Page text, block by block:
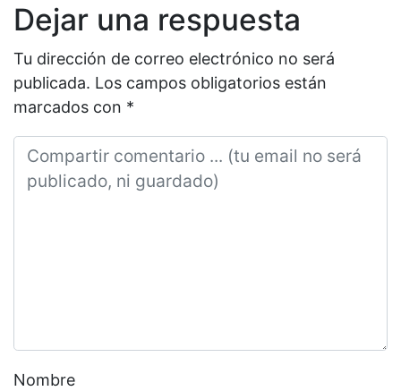
Dejar una respuesta
Tu dirección de correo electrónico no será
publicada. Los campos obligatorios están
marcados con *
Nombre